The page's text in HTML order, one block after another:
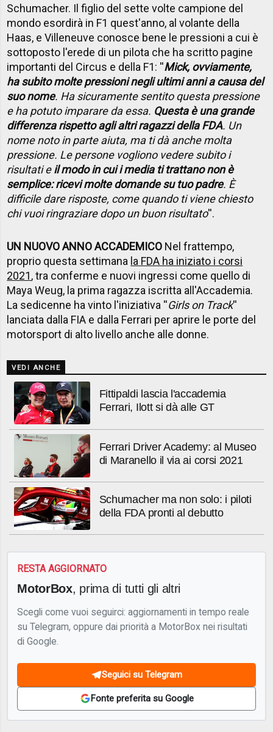
Schumacher. Il figlio del sette volte campione del
mondo esordirà in F1 quest'anno, al volante della
Haas, e Villeneuve conosce bene le pressioni a cui è
sottoposto l'erede di un pilota che ha scritto pagine
importanti del Circus e della F1: ''Mick, ovviamente,
ha subito molte pressioni negli ultimi anni a causa del
suo nome. Ha sicuramente sentito questa pressione
e ha potuto imparare da essa. Questa è una grande
differenza rispetto agli altri ragazzi della FDA. Un
nome noto in parte aiuta, ma ti dà anche molta
pressione. Le persone vogliono vedere subito i
risultati eil modo in cui i media ti trattano non è
semplice: ricevi molte domande su tuo padre. È
difficile dare risposte, come quando ti viene chiesto
chi vuoi ringraziare dopo un buon risultato''.
UN NUOVO ANNO ACCADEMICO Nel frattempo,
proprio questa settimana la FDA ha iniziato i corsi
2021, tra conferme e nuovi ingressi come quello di
Maya Weug, la prima ragazza iscritta all'Accademia.
La sedicenne ha vinto l'iniziativa ''Girls on Track''
lanciata dalla FIA e dalla Ferrari per aprire le porte del
motorsport di alto livello anche alle donne.
VEDI ANCHE
Fittipaldi lascia l'accademia
Ferrari, Ilott si dà alle GT
Ferrari Driver Academy: al Museo
di Maranello il via ai corsi 2021
Schumacher ma non solo: i piloti
della FDA pronti al debutto
RESTA AGGIORNATO
MotorBox, prima di tutti gli altri
Scegli come vuoi seguirci: aggiornamenti in tempo reale
su Telegram, oppure dai priorità a MotorBox nei risultati
di Google.
Seguici su Telegram
Fonte preferita su Google